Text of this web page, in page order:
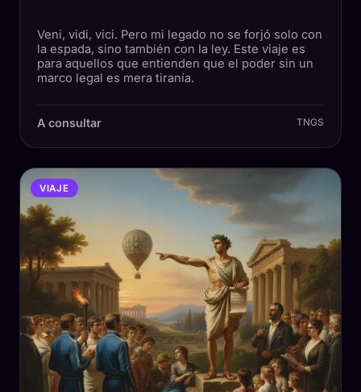
Veni, vidi, vici. Pero mi legado no se forjó solo con
la espada, sino también con la ley. Este viaje es
para aquellos que entienden que el poder sin un
marco legal es mera tiranía.
A consultar TNGS
VIAJE